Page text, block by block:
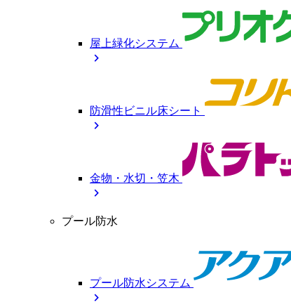
屋上緑化システム
chevron_right
防滑性ビニル床シート
chevron_right
金物・水切・笠木
chevron_right
プール防水
プール防水システム
chevron_right